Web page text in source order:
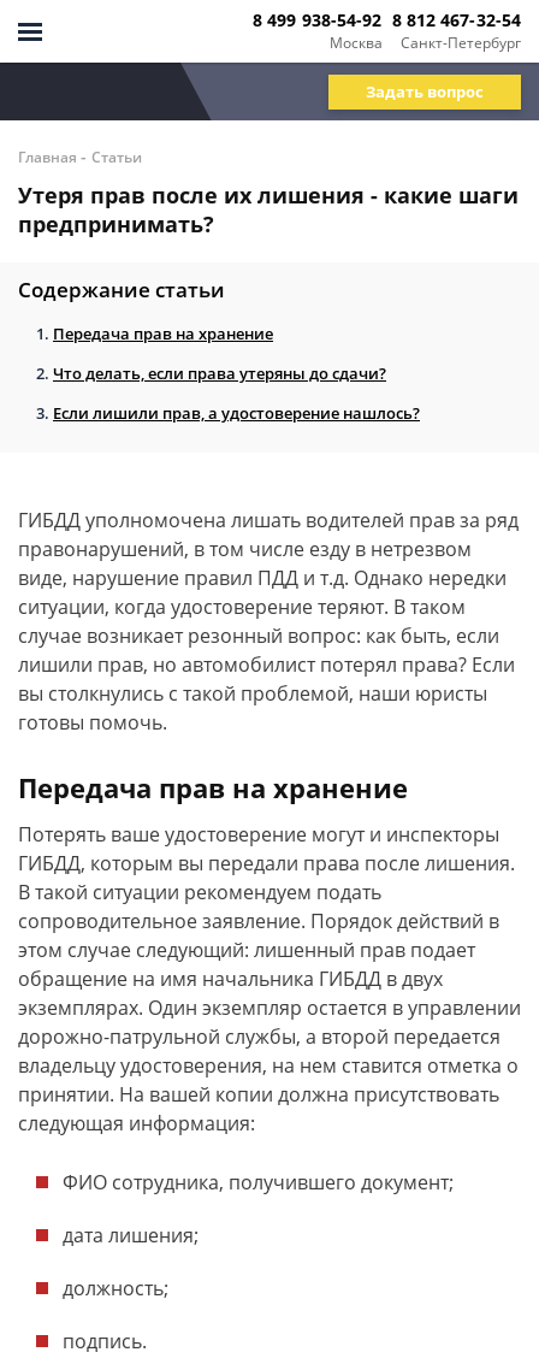
Москва
8 499 938-54-92
Санкт-Петербург
8 812 467-32-54
Задать вопрос
Главная - Статьи
Утеря прав после их лишения - какие шаги
предпринимать?
Содержание статьи
Передача прав на хранение
Что делать, если права утеряны до сдачи?
Если лишили прав, а удостоверение нашлось?
ГИБДД уполномочена лишать водителей прав за ряд
правонарушений, в том числе езду в нетрезвом
виде, нарушение правил ПДД и т.д. Однако нередки
ситуации, когда удостоверение теряют. В таком
случае возникает резонный вопрос: как быть, если
лишили прав, но автомобилист потерял права? Если
вы столкнулись с такой проблемой, наши юристы
готовы помочь.
Передача прав на хранение
Потерять ваше удостоверение могут и инспекторы
ГИБДД, которым вы передали права после лишения.
В такой ситуации рекомендуем подать
сопроводительное заявление. Порядок действий в
этом случае следующий: лишенный прав подает
обращение на имя начальника ГИБДД в двух
экземплярах. Один экземпляр остается в управлении
дорожно-патрульной службы, а второй передается
владельцу удостоверения, на нем ставится отметка о
принятии. На вашей копии должна присутствовать
следующая информация:
ФИО сотрудника, получившего документ;
дата лишения;
должность;
подпись.